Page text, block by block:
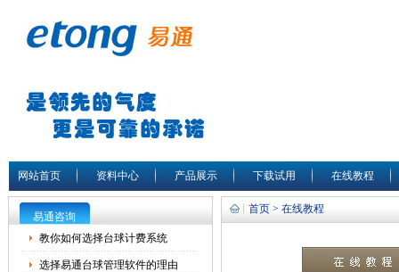
网站首页 资料中心 产品展示 下载试用 在线教程
易通咨询
教你如何选择台球计费系统
选择易通台球管理软件的理由
首页 > 在线教程